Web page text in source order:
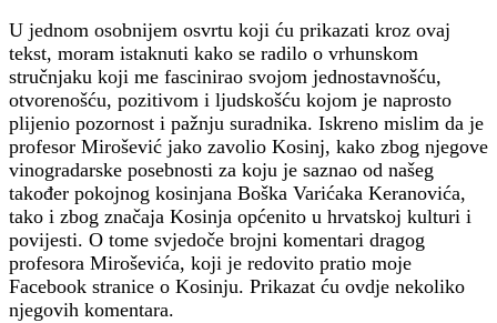
U jednom osobnijem osvrtu koji ću prikazati kroz ovaj
tekst, moram istaknuti kako se radilo o vrhunskom
stručnjaku koji me fascinirao svojom jednostavnošću,
otvorenošću, pozitivom i ljudskošću kojom je naprosto
plijenio pozornost i pažnju suradnika. Iskreno mislim da je
profesor Mirošević jako zavolio Kosinj, kako zbog njegove
vinogradarske posebnosti za koju je saznao od našeg
također pokojnog kosinjana Boška Varićaka Keranovića,
tako i zbog značaja Kosinja općenito u hrvatskoj kulturi i
povijesti. O tome svjedoče brojni komentari dragog
profesora Miroševića, koji je redovito pratio moje
Facebook stranice o Kosinju. Prikazat ću ovdje nekoliko
njegovih komentara.